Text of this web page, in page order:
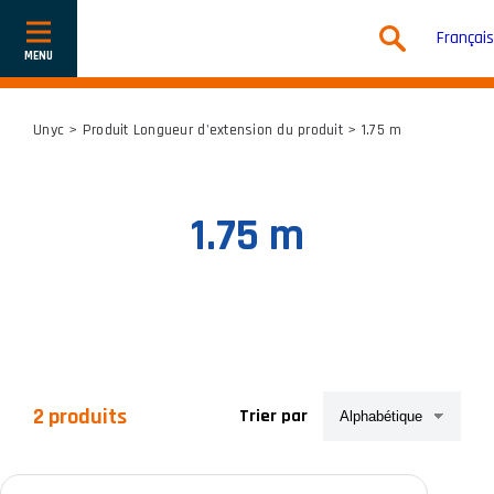
Afficher
ou
Français
Unyc > Produit Longueur d'extension du produit > 1.75 m
1.75 m
Catégories de produits
2 produits Trier par